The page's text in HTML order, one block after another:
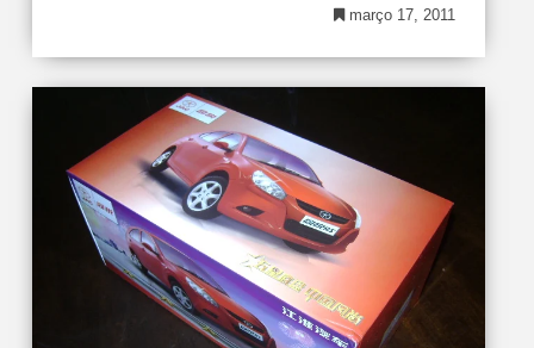
março 17, 2011